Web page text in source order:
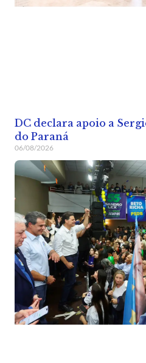
DC declara apoio a
do Paraná
06/08/2026